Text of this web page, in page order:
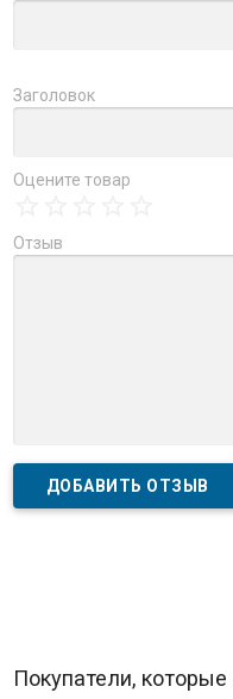
Заголовок
Оцените товар
Отзыв
Покупатели,